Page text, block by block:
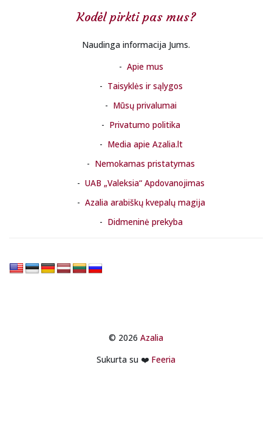
Kodėl pirkti pas mus?
Naudinga informacija Jums.
Apie mus
Taisyklės ir sąlygos
Mūsų privalumai
Privatumo politika
Media apie Azalia.lt
Nemokamas pristatymas
UAB „Valeksia“ Apdovanojimas
Azalia arabiškų kvepalų magija
Didmeninė prekyba
© 2026 Azalia
Sukurta su ❤️ Feeria